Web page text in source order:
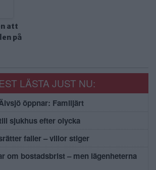
att
på
LÄSTA JUST NU:
öppnar: Familjärt
sjukhus efter olycka
faller – villor stiger
om bostadsbrist – men lägenheterna